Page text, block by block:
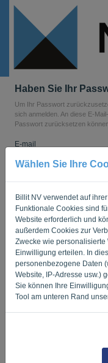
Wählen Sie Ihre
Billit NV verwendet auf
Funktionale Cookies sind
Website erforderlich und
außerdem Cookies zur
Zwecke wie personalisierte
Einwilligung erteilen. In
personenbezogene Daten
Website, IP-Adresse usw.)
Sie können Ihre
Tool am unteren Rand
Haben Sie Ihr
Um Ihr Passwort
sich anmelden. An diese E-
Passwort zurücksetzen können.
E-mail
Zurück zum Login
Privacy Policy -Terms